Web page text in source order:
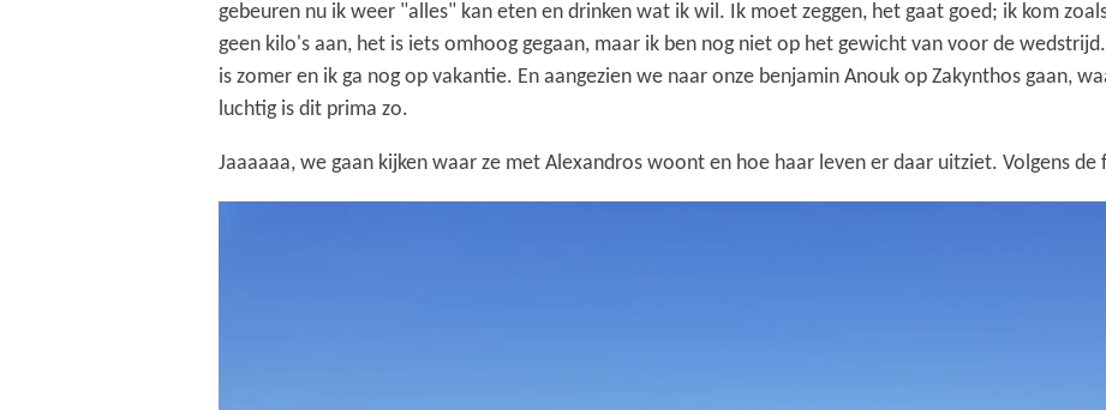
gebeuren nu ik weer "alles" kan eten en drinken wat ik wil. Ik moet zeggen, het gaat goed; ik kom
geen kilo's aan, het is iets omhoog gegaan, maar ik ben nog niet op het gewicht van voor de
is zomer en ik ga nog op vakantie. En aangezien we naar onze benjamin Anouk op Zakynthos gaan,
luchtig is dit prima zo.
Jaaaaaa, we gaan kijken waar ze met Alexandros woont en hoe haar leven er daar uitziet. Volgens